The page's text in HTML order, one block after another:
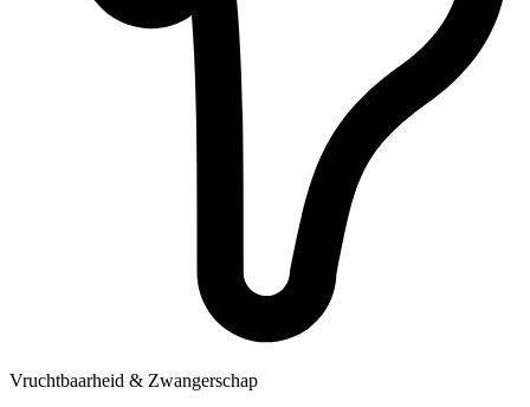
Vruchtbaarheid & Zwangerschap